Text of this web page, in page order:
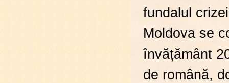
fundalul
Moldova se
învățământ
de română,